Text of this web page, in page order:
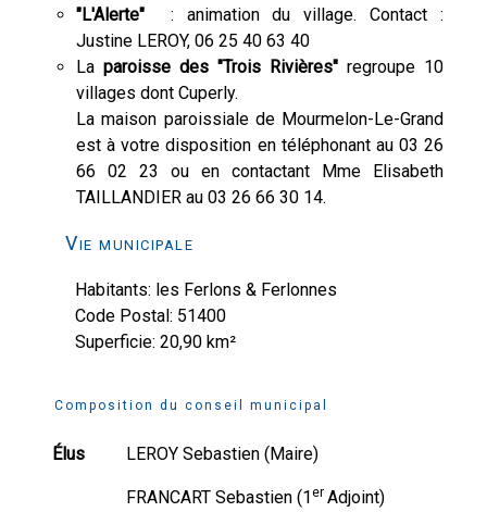
"L'Alerte" : animation du village. Contact :
Justine LEROY, 06 25 40 63 40
La paroisse des "Trois Rivières" regroupe 10
villages dont Cuperly.
La maison paroissiale de Mourmelon-Le-Grand
est à votre disposition en téléphonant au 03 26
66 02 23 ou en contactant Mme Elisabeth
TAILLANDIER au 03 26 66 30 14.
Vie municipale
Habitants: les Ferlons & Ferlonnes
Code Postal: 51400
Superficie: 20,90 km²
Composition du conseil municipal
Élus LEROY Sebastien (Maire)
FRANCART Sebastien (1er Adjoint)